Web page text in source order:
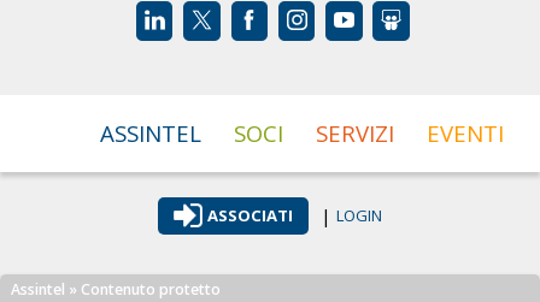
ASSINTEL SOCI SERVIZI EVENTI
ASSOCIATI | LOGIN
Assintel » Contenuto protetto